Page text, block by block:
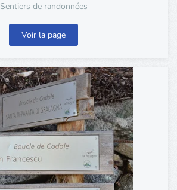
Sentiers de randonnées
Voir la page